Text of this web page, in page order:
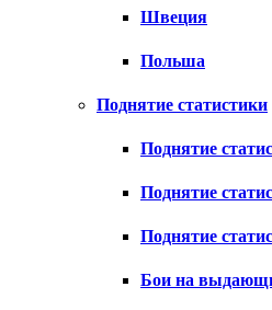
Швеция
Польша
Поднятие статистики
Поднятие
Поднятие
Поднятие
Бои на